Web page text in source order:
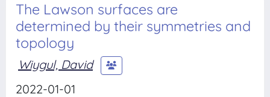
The Lawson surfaces are
determined by their symmetries and
topology
Wiygul, David
2022-01-01